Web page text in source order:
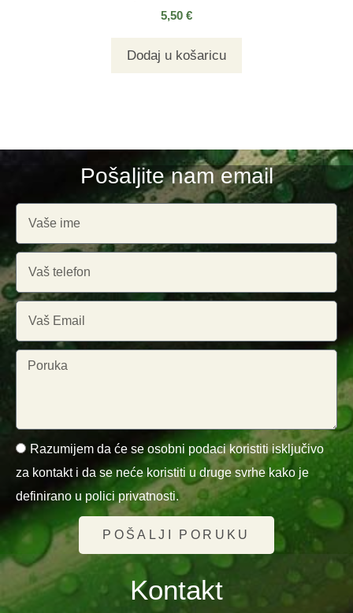
5,50 €
Dodaj u košaricu
Pošaljite nam email
Razumijem da će se osobni podaci koristiti isključivo
za kontakt i da se neće koristiti u druge svrhe kako je
definirano u polici privatnosti.
POŠALJI PORUKU
Kontakt